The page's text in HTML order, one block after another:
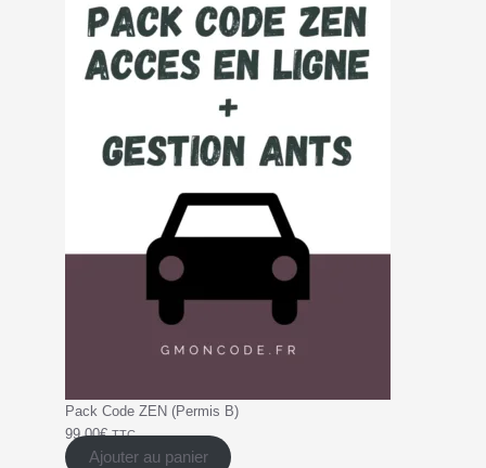
Pack Code ZEN (Permis B)
99,00€ TTC
Ajouter au panier